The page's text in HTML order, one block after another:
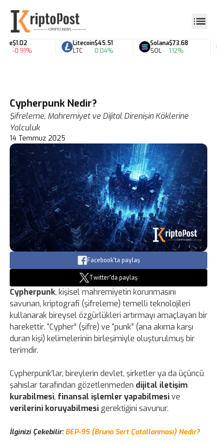
$1.02
-0.91%
Litecoin
LTC
$45.51
0.04%
Solana
SOL
$73.68
1.12%
Cypherpunk Nedir?
Şifreleme, Mahremiyet ve Dijital Direnişin Köklerine
Yolculuk
14 Temmuz 2025
Facebook'ta paylaş
Twitter'da paylaş
Cypherpunk, kişisel mahremiyetin korunmasını
savunan, kriptografi (şifreleme) temelli teknolojileri
kullanarak bireysel özgürlükleri artırmayı amaçlayan bir
harekettir. “Cypher” (şifre) ve “punk” (ana akıma karşı
duran kişi) kelimelerinin birleşimiyle oluşturulmuş bir
terimdir.
Cypherpunk’lar, bireylerin devlet, şirketler ya da üçüncü
şahıslar tarafından gözetlenmeden dijital iletişim
kurabilmesi, finansal işlemler yapabilmesive
verilerini koruyabilmesi gerektiğini savunur.
İlginizi Çekebilir: BEP-95 (Bruno Sert Çatallanması) Nedir?